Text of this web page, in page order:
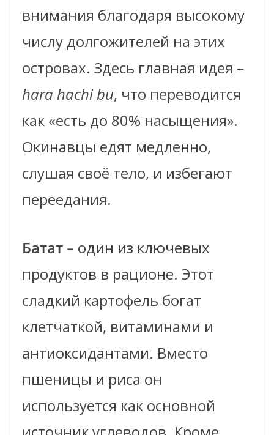
внимания благодаря высокому
числу долгожителей на этих
островах. Здесь главная идея –
hara hachi bu, что переводится
как «есть до 80% насыщения».
Окинавцы едят медленно,
слушая своё тело, и избегают
переедания.
Батат – один из ключевых
продуктов в рационе. Этот
сладкий картофель богат
клетчаткой, витаминами и
антиоксидантами. Вместо
пшеницы и риса он
используется как основной